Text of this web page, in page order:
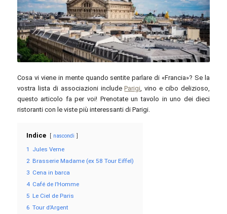
Daphne Be Frenchie / Unsplash
Cosa vi viene in mente quando sentite parlare di «Francia»? Se la
vostra lista di associazioni includeParigi , vino e cibo delizioso,
questo articolo fa per voi! Prenotate un tavolo in uno dei dieci
ristoranti con le viste più interessanti di Parigi.
Indice nascondi
1
Jules Verne
2 Brasserie Madame (ex 58 Tour Eiffel)
3 Cena in barca
4 Café de l’Homme
5 Le Ciel de Paris
6 Tour d’Argent